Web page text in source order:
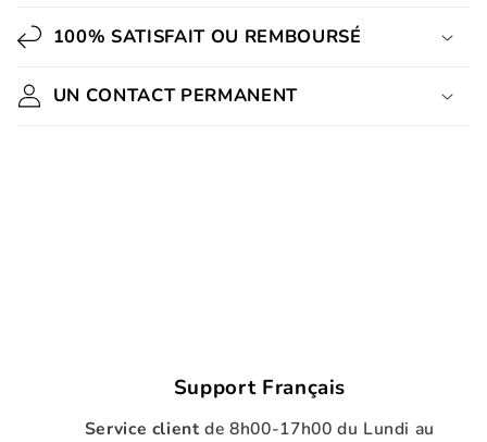
100% SATISFAIT OU REMBOURSÉ
UN CONTACT PERMANENT
Support Français
Service clientde 8h00-17h00 du Lundi au